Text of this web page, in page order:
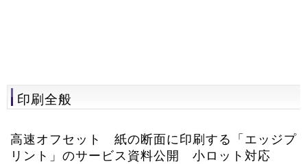
印刷全般
高速オフセット 紙の断面に印刷する「エッジプ
リント」のサービス資料公開 小ロット対応